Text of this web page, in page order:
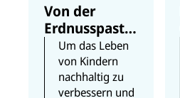
Von der
Erdnusspaste
zur Drohne:
Wie UNICEF
seit 80 Jahren
Um das Leben
von Kindern
nachhaltig zu
verbessern und